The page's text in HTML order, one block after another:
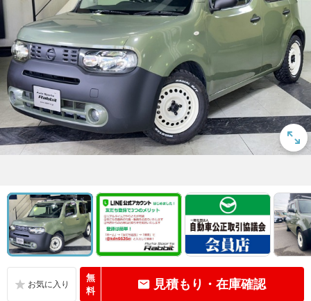
無
料
見積もり・在庫確認